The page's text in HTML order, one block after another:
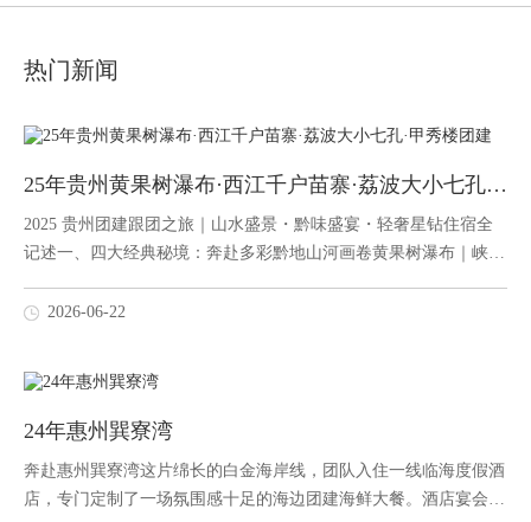
热门新闻
25年贵州黄果树瀑布·西江千户苗寨·荔波大小七孔·甲秀楼团建
2025 贵州团建跟团之旅｜山水盛景・黔味盛宴・轻奢星钻住宿全
记述一、四大经典秘境：奔赴多彩黔地山河画卷黄果树瀑布｜峡谷
黄果树，沉浸式邂逅亚洲第一大瀑布的旷世震撼。白水河自高山断
2026-06-22
24年惠州巽寮湾
奔赴惠州巽寮湾这片绵长的白金海岸线，团队入住一线临海度假酒
店，专门定制了一场氛围感十足的海边团建海鲜大餐。酒店宴会厅